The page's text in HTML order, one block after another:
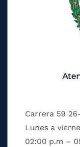
Carrera 59
Lunes a
02:00 p.m –